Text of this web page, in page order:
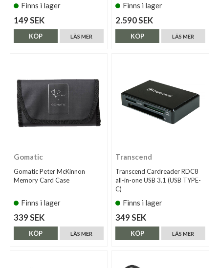
Finns i lager
149 SEK
LÄS MER
KÖP
Finns i lager
2.590 SEK
LÄS MER
KÖP
Gomatic
Gomatic Peter McKinnon
Memory Card Case
Finns i lager
339 SEK
LÄS MER
KÖP
Transcend
Transcend Cardreader RDC8
all-in-one USB 3.1 (USB TYPE-
C)
Finns i lager
349 SEK
LÄS MER
KÖP